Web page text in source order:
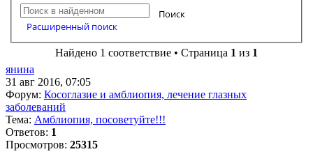
Поиск
Расширенный поиск
Найдено 1 соответствие • Страница 1 из 1
янина
31 авг 2016, 07:05
Форум: Косоглазие и амблиопия, лечение глазных
заболеваний
Тема: Амблиопия, посоветуйте!!!
Ответов: 1
Просмотров: 25315